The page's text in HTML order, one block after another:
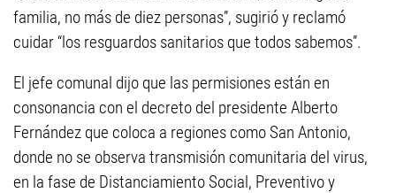
familia, no más de diez personas”, sugirió y reclamó
cuidar “los resguardos sanitarios que todos sabemos”.
El jefe comunal dijo que las permisiones están en
consonancia con el decreto del presidente Alberto
Fernández que coloca a regiones como San Antonio,
donde no se observa transmisión comunitaria del virus,
en la fase de Distanciamiento Social, Preventivo y